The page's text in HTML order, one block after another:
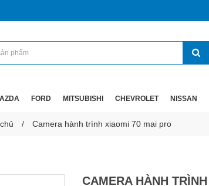
FORD MITSUBISHI CHEVROLET NISSAN
Camera hành trình xiaomi 70 mai pro
CAMERA HÀNH